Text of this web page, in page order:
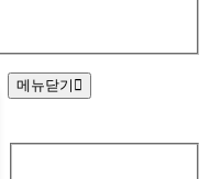
메뉴닫기
회